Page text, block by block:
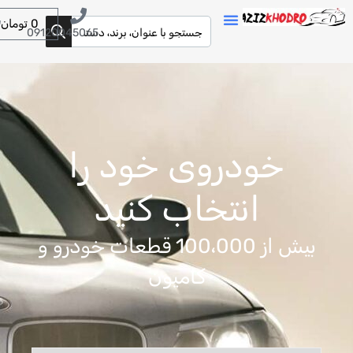
09120045065
0 تومان
خودروی خود را
انتخاب کنید
بیش از 100،000 قطعات خودرو و
کامیون